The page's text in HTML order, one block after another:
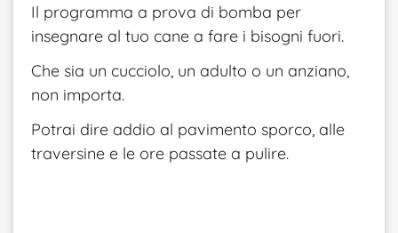
Il programma a prova di bomba per
insegnare al tuo cane a fare i bisogni fuori.
Che sia un cucciolo, un adulto o un anziano,
non importa.
Potrai dire addio al pavimento sporco, alle
traversine e le ore passate a pulire.